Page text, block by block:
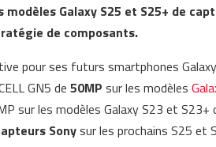
Galaxy S25 et S25+ de
de composants.
pour ses futurs smartphones
GN5 de 50MP sur les modèles
sur les modèles Galaxy S23 et S23+
Sonysur les prochains S25 et